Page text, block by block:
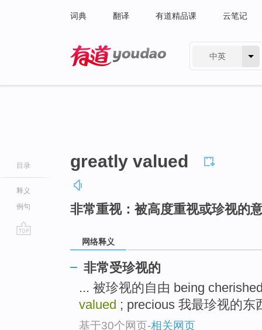
词典 翻译 有道精品课 云笔记
中英
目录
释义
例句
greatly valued
非常重视：被高度重视或珍视的
网络释义
非常受珍视的
... 被珍视的自由 being
valued ; precious 我最珍视的东
基于30个网页-相关网页